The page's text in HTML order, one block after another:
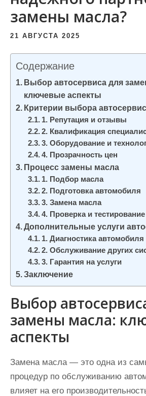
замены масла?
21 АВГУСТА 2025
Содержание
Выбор автосервиса для
ключевые аспекты
Критерии выбора
1. Репутация и отзывы
2. Квалификация
3. Оборудование и
4. Прозрачность цен
Процесс замены масла
1. Подбор масла
2. Подготовка автомобиля
3. Замена масла
4. Проверка и тестирование
Дополнительные услуги
1. Диагностика автомобиля
2. Обслуживание других
3. Гарантия на услуги
Заключение
Выбор
замены масла:
аспекты
Замена масла — это одна из
процедур по обслуживанию
влияет на его